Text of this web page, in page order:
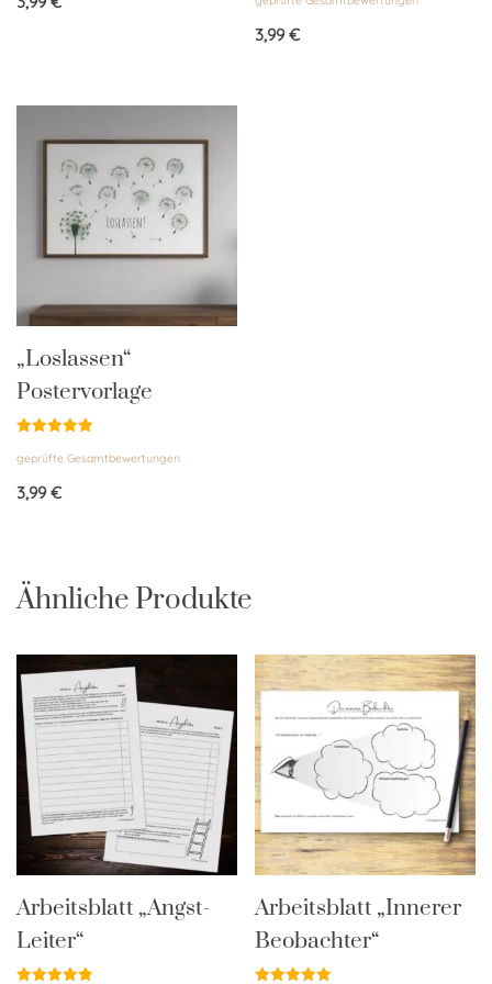
von 5
3,99€
„Loslassen“
Postervorlage
mit
von 5
geprüfte Gesamtbewertungen
3,99€
Ähnliche Produkte
Arbeitsblatt „Angst-
Leiter“
Arbeitsblatt „Innerer
Beobachter“